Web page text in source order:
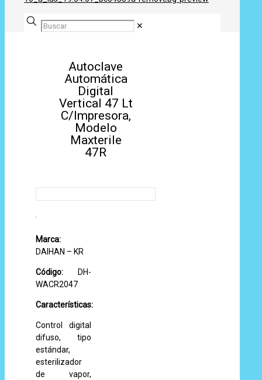
✕
Autoclave
Automática
Digital
Vertical 47 Lt
C/Impresora,
Modelo
Maxterile
47R
Marca:
DAIHAN – KR
Código: DH-
WACR2047
Características:
Control digital
difuso, tipo
estándar,
esterilizador
de vapor,